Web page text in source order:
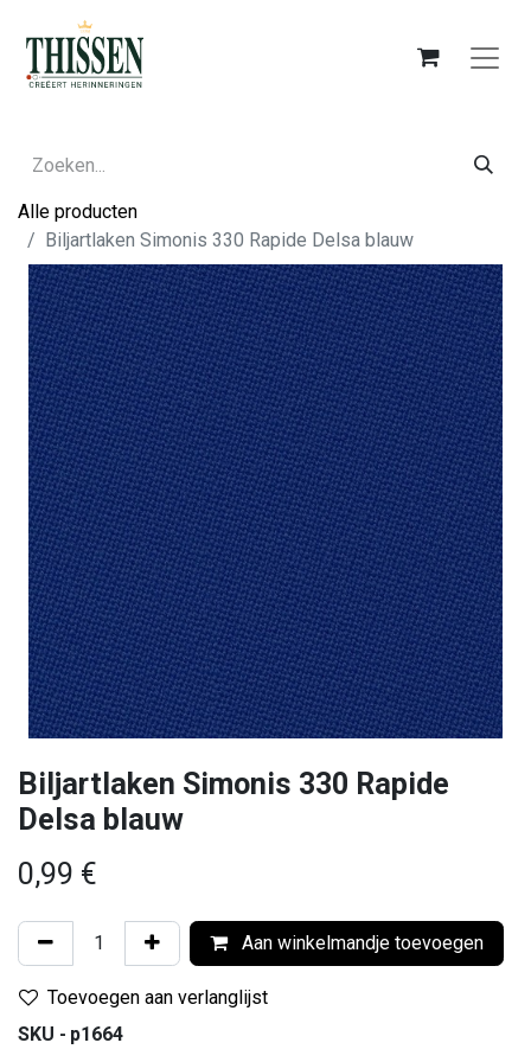
Alle producten
Biljartlaken Simonis 330 Rapide Delsa blauw
Biljartlaken Simonis 330 Rapide
Delsa blauw
0,99 €
Aan winkelmandje toevoegen
Toevoegen aan verlanglijst
SKU - p1664